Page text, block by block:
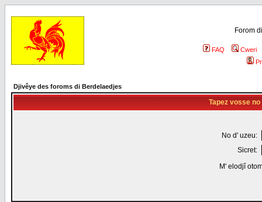
Forom
FAQ
Cweri
Djivêye des foroms di Berdelaedjes
Tapez vosse
No d' uzeu:
Sicret:
M' elodjî